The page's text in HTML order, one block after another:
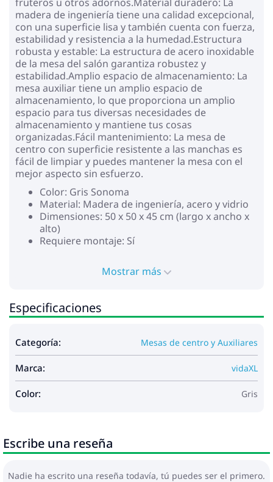
madera de ingeniería tiene una calidad excepcional,
con una superficie lisa y también cuenta con fuerza,
estabilidad y resistencia a la humedad.Estructura
robusta y estable: La estructura de acero inoxidable
de la mesa del salón garantiza robustez y
estabilidad.Amplio espacio de almacenamiento: La
mesa auxiliar tiene un amplio espacio de
almacenamiento, lo que proporciona un amplio
espacio para tus diversas necesidades de
almacenamiento y mantiene tus cosas
organizadas.Fácil mantenimiento: La mesa de
centro con superficie resistente a las manchas es
fácil de limpiar y puedes mantener la mesa con el
mejor aspecto sin esfuerzo.
Color: Gris Sonoma
Material: Madera de ingeniería, acero y vidrio
Dimensiones: 50 x 50 x 45 cm (largo x ancho x
alto)
Requiere montaje: Sí
Mostrar más
Especificaciones
Categoría: Mesas de centro y Auxiliares
Marca: vidaXL
Color: Gris
Escribe una reseña
Nadie ha escrito una reseña todavía, tú puedes ser el primero.